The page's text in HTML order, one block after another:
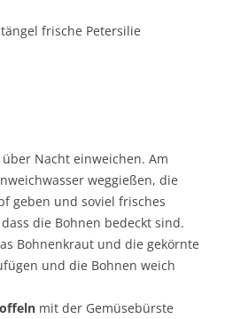
frische Petersilie
über Nacht einweichen. Am
weggießen, die
geben und soviel frisches
die Bohnen bedeckt sind.
Bohnenkraut und die gekörnte
und die Bohnen weich
mit der Gemüsebürste